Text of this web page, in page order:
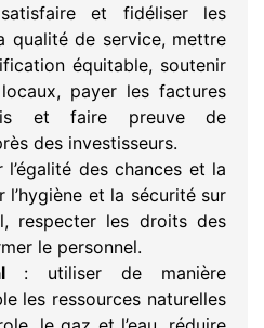
et fidéliser les
qualité de service, mettre
équitable, soutenir
payer les factures
et faire preuve de
des investisseurs.
l’égalité des chances et la
et la sécurité sur
respecter les droits des
le personnel.
: utiliser de manière
les ressources naturelles